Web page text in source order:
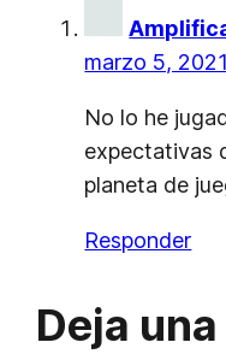
marzo 5,
No lo he
expectativas
planeta de
Responder
Deja